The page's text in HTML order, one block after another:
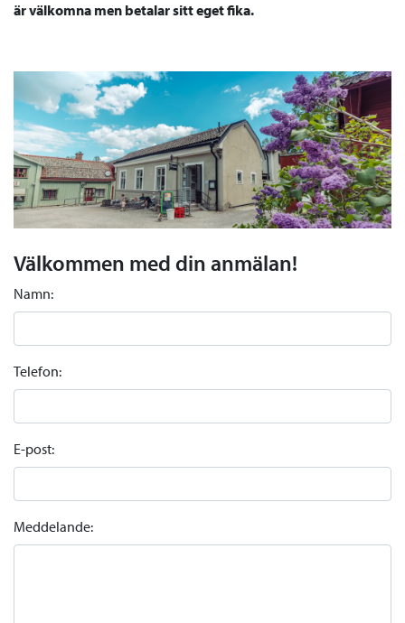
är välkomna men betalar sitt eget fika.
Välkommen med din anmälan!
Namn:
Telefon:
E-post:
Meddelande: